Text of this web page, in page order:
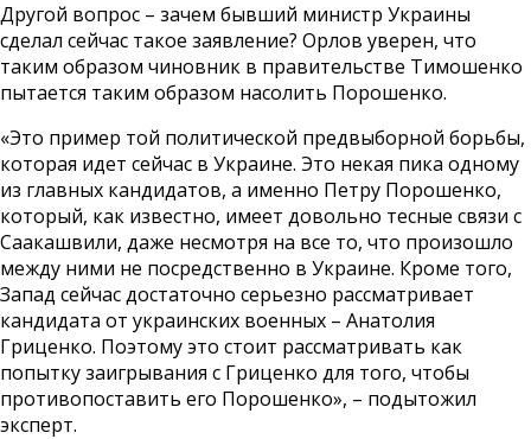
Другой вопрос – зачем бывший министр Украины
сделал сейчас такое заявление? Орлов уверен, что
таким образом чиновник в правительстве Тимошенко
пытается таким образом насолить Порошенко.
«Это пример той политической предвыборной борьбы,
которая идет сейчас в Украине. Это некая пика одному
из главных кандидатов, а именно Петру Порошенко,
который, как известно, имеет довольно тесные связи с
Саакашвили, даже несмотря на все то, что произошло
между ними не посредственно в Украине. Кроме того,
Запад сейчас достаточно серьезно рассматривает
кандидата от украинских военных – Анатолия
Гриценко. Поэтому это стоит рассматривать как
попытку заигрывания с Гриценко для того, чтобы
противопоставить его Порошенко», – подытожил
эксперт.